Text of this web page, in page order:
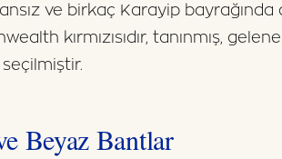
ve birkaç Karayip bayrağında
kırmızısıdır, tanınmış,
Beyaz Bantlar